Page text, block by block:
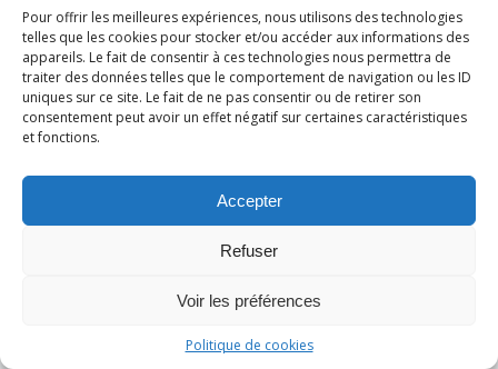
Pour offrir les meilleures expériences, nous utilisons des technologies
telles que les cookies pour stocker et/ou accéder aux informations des
appareils. Le fait de consentir à ces technologies nous permettra de
traiter des données telles que le comportement de navigation ou les ID
uniques sur ce site. Le fait de ne pas consentir ou de retirer son
consentement peut avoir un effet négatif sur certaines caractéristiques
et fonctions.
Accepter
Refuser
Voir les préférences
Politique de cookies
Sandrine GUENNEC